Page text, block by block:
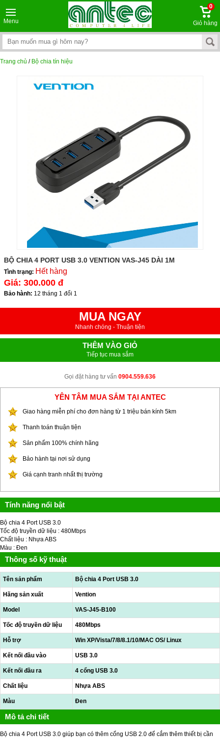
Menu
0
Giỏ hàng
Trang chủ / Bộ chia tín hiệu
BỘ CHIA 4 PORT USB 3.0 VENTION VAS-J45 DÀI 1M
Tình trạng: Hết hàng
Giá: 300.000 đ
Bảo hành: 12 tháng 1 đổi 1
MUA NGAY
Nhanh chóng - Thuận tiện
THÊM VÀO GIỎ
Tiếp tục mua sắm
Gọi đặt hàng tư vấn 0904.559.636
YÊN TÂM MUA SẮM TẠI ANTEC
Giao hàng miễn phí cho đơn hàng từ 1 triệu bán kính 5km
Thanh toán thuận tiện
Sản phẩm 100% chính hãng
Bảo hành tại nơi sử dụng
Giá cạnh tranh nhất thị trường
Tính năng nổi bật
Bộ chia 4 Port USB 3.0
Tốc độ truyền dữ liệu : 480Mbps
Chất liệu : Nhựa ABS
Màu : Đen
Thông số kỹ thuật
Tên sản phẩm Bộ chia 4 Port USB 3.0
Hãng sản xuất Vention
Model VAS-J45-B100
Tốc độ truyền dữ liệu 480Mbps
Hỗ trợ Win XP/Vista/7/8/8.1/10/MAC OS/ Linux
Kết nối đầu vào USB 3.0
Kết nối đầu ra 4 cổng USB 3.0
Chất liệu Nhựa ABS
Màu Đen
Mô tả chi tiết
Bộ chia 4 Port USB 3.0 giúp bạn có thêm cổng USB 2.0 để cắm thêm thiết bị cần